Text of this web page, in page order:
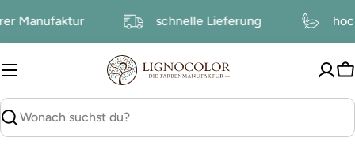
Inhalt
Manufaktur schnelle Lieferung
suchen